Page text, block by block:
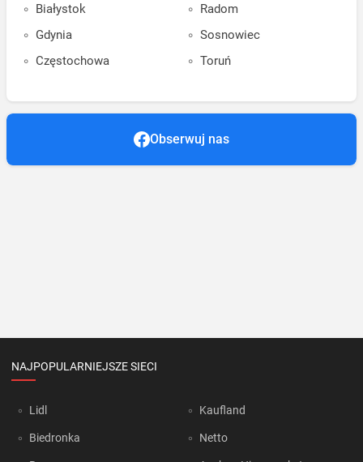
Białystok
Gdynia
Częstochowa
Radom
Sosnowiec
Toruń
Obserwuj nas
NAJPOPULARNIEJSZE SIECI
Lidl
Biedronka
Kaufland
Netto